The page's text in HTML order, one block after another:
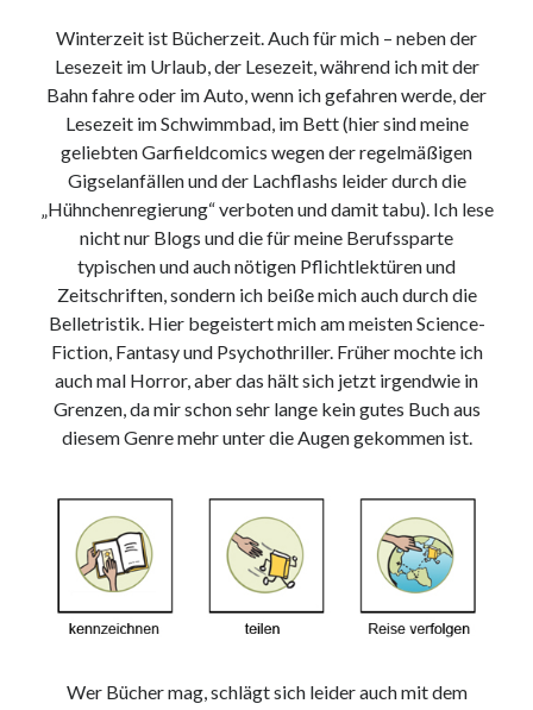
Winterzeit ist Bücherzeit. Auch für mich – neben der
Lesezeit im Urlaub, der Lesezeit, während ich mit der
Bahn fahre oder im Auto, wenn ich gefahren werde, der
Lesezeit im Schwimmbad, im Bett (hier sind meine
geliebten Garfieldcomics wegen der regelmäßigen
Gigselanfällen und der Lachflashs leider durch die
„Hühnchenregierung“ verboten und damit tabu). Ich lese
nicht nur Blogs und die für meine Berufssparte
typischen und auch nötigen Pflichtlektüren und
Zeitschriften, sondern ich beiße mich auch durch die
Belletristik. Hier begeistert mich am meisten Science-
Fiction, Fantasy und Psychothriller. Früher mochte ich
auch mal Horror, aber das hält sich jetzt irgendwie in
Grenzen, da mir schon sehr lange kein gutes Buch aus
diesem Genre mehr unter die Augen gekommen ist.
Wer Bücher mag, schlägt sich leider auch mit dem